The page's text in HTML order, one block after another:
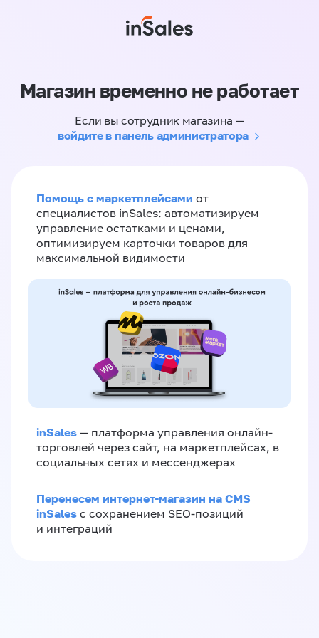
Магазин временно не работает
Если вы сотрудник магазина —
войдите в панель администратора
Помощь с маркетплейсами от
специалистов inSales: автоматизируем
управление остатками и ценами,
оптимизируем карточки товаров для
максимальной видимости
inSales — платформа управления онлайн-
торговлей через сайт, на маркетплейсах, в
социальных сетях и мессенджерах
Перенесем интернет-магазин на CMS
inSales с сохранением SEO-позиций
и интеграций